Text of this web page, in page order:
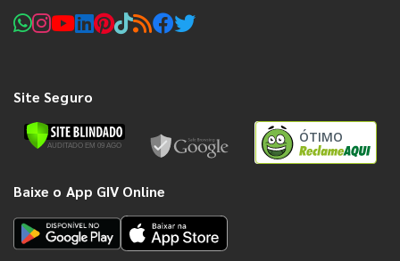
Site Seguro
ÓTIMO
Baixe o App GIV Online